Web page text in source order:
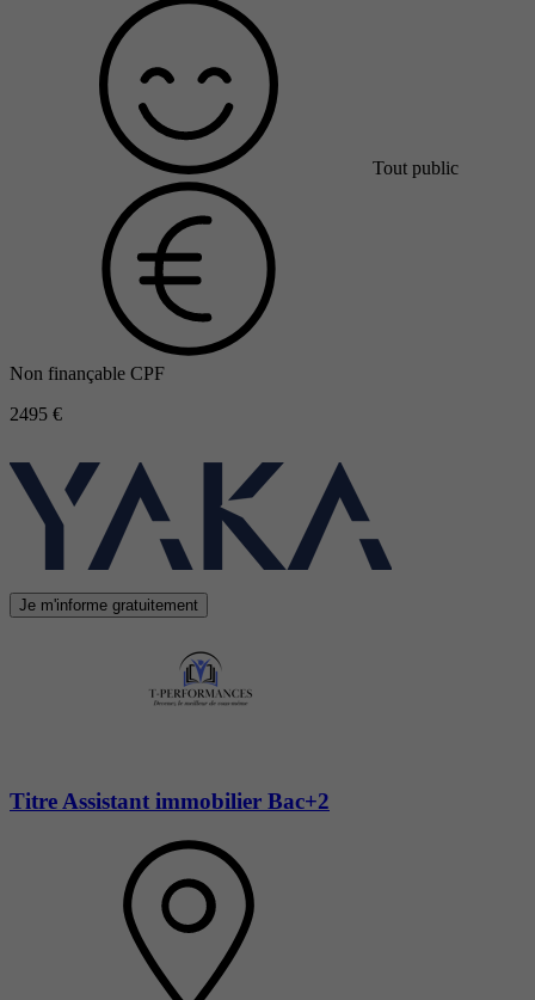
Tout public
Non finançable CPF
2495 €
Je m'informe gratuitement
Titre Assistant immobilier Bac+2